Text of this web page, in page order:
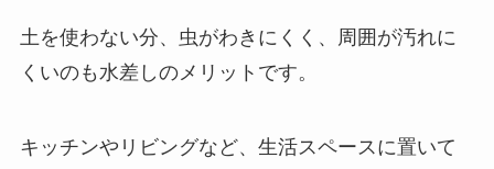
土を使わない分、虫がわきにくく、周囲が汚れに
くいのも水差しのメリットです。
キッチンやリビングなど、生活スペースに置いて